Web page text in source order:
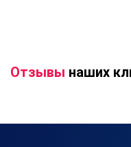
Отзывы наших